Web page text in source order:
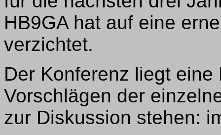
HB9GA hat auf eine
verzichtet.
Der Konferenz liegt
Vorschlägen der
zur Diskussion stehen: